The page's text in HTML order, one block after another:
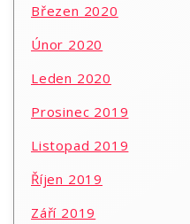
Březen 2020
Únor 2020
Leden 2020
Prosinec 2019
Listopad 2019
Říjen 2019
Září 2019